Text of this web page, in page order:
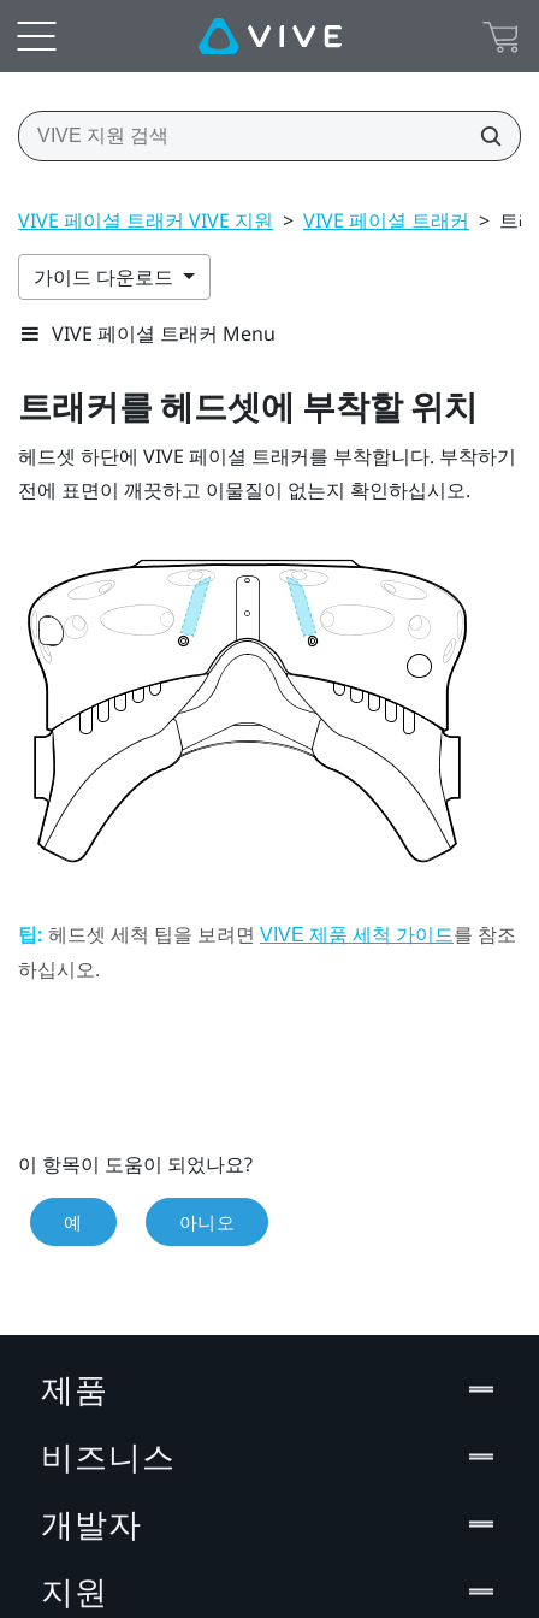
VIVE 페이셜 트래커 VIVE 지원 > VIVE 페이셜 트래커 > 트
가이드 다운로드
VIVE 페이셜 트래커 Menu
트래커를 헤드셋에 부착할 위치
헤드셋 하단에 VIVE 페이셜 트래커를 부착합니다. 부착하기
전에 표면이 깨끗하고 이물질이 없는지 확인하십시오.
팁: 헤드셋 세척 팁을 보려면 VIVE 제품 세척 가이드를 참조
하십시오.
이 항목이 도움이 되었나요?
예 아니오
제품
비즈니스
개발자
지원